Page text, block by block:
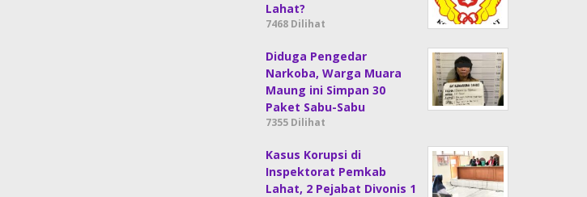
Lahat?
7468 Dilihat
Diduga Pengedar
Narkoba, Warga Muara
Maung ini Simpan 30
Paket Sabu-Sabu
7355 Dilihat
Kasus Korupsi di
Inspektorat Pemkab
Lahat, 2 Pejabat Divonis 1